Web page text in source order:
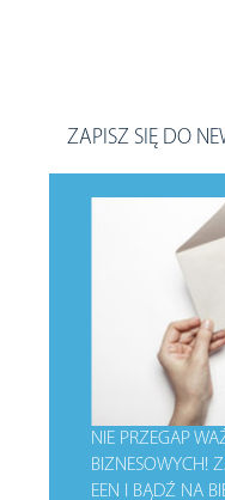
ZAPISZ SIĘ DO
NIE PRZEGAP
BIZNESOWYCH!
EEN I BĄDŹ NA